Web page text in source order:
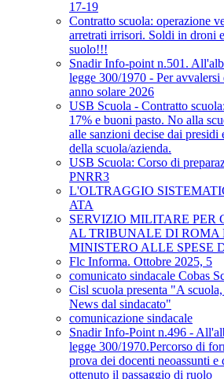
17-19
Contratto scuola: operazione
arretrati irrisori. Soldi in droni
suolo!!!
Snadir Info-point n.501.
legge 300/1970 - Per
anno solare 2026
USB Scuola - Contratto
17% e buoni pasto. No alla
alle sanzioni decise dai presidi
della scuola/azienda.
USB Scuola: Corso di
PNRR3
L'OLTRAGGIO
ATA
SERVIZIO MILITARE PER
AL TRIBUNALE DI ROMA
MINISTERO ALLE SPESE
Flc Informa. Ottobre 2025, 5
comunicato sindacale Cobas
Cisl scuola presenta "A
News dal sindacato"
comunicazione sindacale
Snadir Info-Point n.496 -
legge 300/1970.Percorso di
prova dei docenti neoassunti e
ottenuto il passaggio di ruolo